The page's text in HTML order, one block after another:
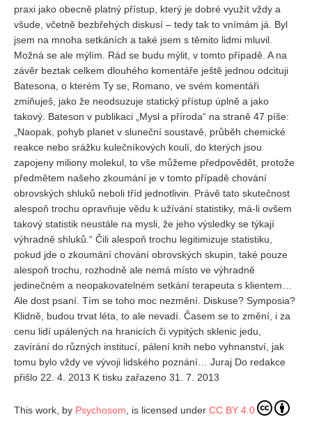
Vydání 1-2017
Vydání 4-2016
Archiv
Pokyny pro autory
ARCHIV
praxi jako obecně platný přístup, který je dobré využít vždy a
všude, včetně bezbřehých diskusí – tedy tak to vnímám já. Byl
jsem na mnoha setkáních a také jsem s těmito lidmi mluvil.
Možná se ale mýlím. Rád se budu mýlit, v tomto případě. A na
závěr beztak celkem dlouhého komentáře ještě jednou odcituji
Batesona, o kterém Ty se, Romano, ve svém komentáři
zmiňuješ, jako že neodsuzuje statický přístup úplně a jako
takový. Bateson v publikaci „Mysl a příroda“ na straně 47 píše:
„Naopak, pohyb planet v sluneční soustavě, průběh chemické
reakce nebo srážku kulečníkových koulí, do kterých jsou
zapojeny miliony molekul, to vše můžeme předpovědět, protože
předmětem našeho zkoumání je v tomto případě chování
obrovských shluků neboli tříd jednotlivin. Právě tato skutečnost
alespoň trochu opravňuje vědu k užívání statistiky, má-li ovšem
takový statistik neustále na mysli, že jeho výsledky se týkají
výhradně shluků.“ Čili alespoň trochu legitimizuje statistiku,
pokud jde o zkoumání chování obrovských skupin, také pouze
alespoň trochu, rozhodně ale nemá místo ve výhradně
jedinečném a neopakovatelném setkání terapeuta s klientem…
Ale dost psaní. Tím se toho moc nezmění. Diskuse? Symposia?
Klidně, budou trvat léta, to ale nevadí. Časem se to změní, i za
cenu lidí upálených na hranicích či vypitých sklenic jedu,
zavírání do různých institucí, pálení knih nebo vyhnanství, jak
tomu bylo vždy ve vývoji lidského poznání… Juraj Do redakce
přišlo 22. 4. 2013 K tisku zařazeno 31. 7. 2013
This work, by Psychosom , is licensed under CC BY 4.0